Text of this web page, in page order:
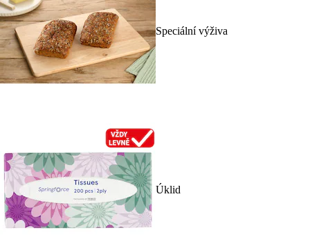
Speciální výživa
Úklid